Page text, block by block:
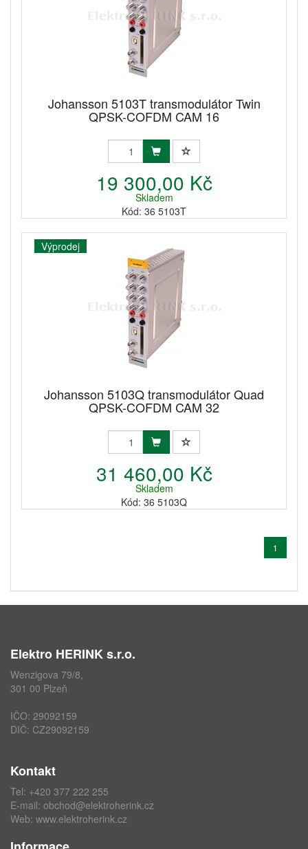
Johansson 5103T transmodulátor Twin
QPSK-COFDM CAM 16
19 300,00 Kč
Skladem
Kód: 36 5103T
Výprodej
Johansson 5103Q transmodulátor Quad
QPSK-COFDM CAM 32
31 460,00 Kč
Skladem
Kód: 36 5103Q
1
Elektro HERINK s.r.o.
Wenzigova 79/8,
301 00 Plzeň
IČO: 29092159
DIČ: CZ29092159
Kontakt
Tel: +420 377 222 255
E-mail: obchod@elektroherink.cz
Web: www.elektroherink.cz